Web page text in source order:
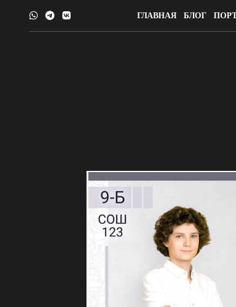
ГЛАВНАЯ БЛОГ